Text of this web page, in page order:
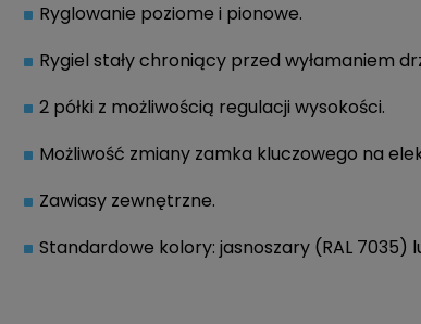
Ryglowanie poziome i pionowe.
Rygiel stały chroniący przed wyłamaniem
2 półki z możliwością regulacji wysokości.
Możliwość zmiany zamka kluczowego na
Zawiasy zewnętrzne.
Standardowe kolory: jasnoszary (RAL 7035)